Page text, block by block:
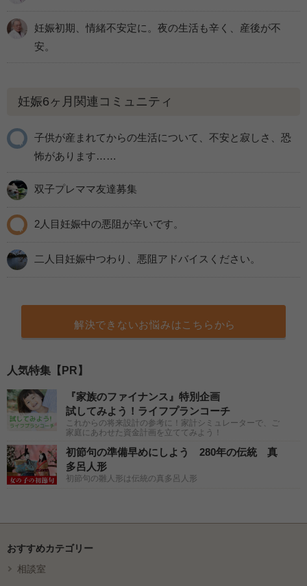
妊娠初期、情緒不安定に。夜の生活も辛く、産後が不
安。
妊娠6ヶ月関連コミュニティ
子供が産まれてからの生活について、不安と寂しさ、恐
怖があります……
双子プレママ友達募集
2人目妊娠中の悪阻が辛いです。
二人目妊娠中つわり、悪阻アドバイスください。
解決できないお悩みはこちらから
人気特集【PR】
『家族のファイナンス』特別企画
試してみよう！ライフプランコーチ
これからの将来設計の参考に！家計シミュレーターで、ご
家庭にあわせた資金計画を立ててみよう！
初節句の準備早めにしよう 280年の伝統 真
多呂人形
初節句の雛人形は伝統の真多呂人形
おすすめカテゴリー
相談室